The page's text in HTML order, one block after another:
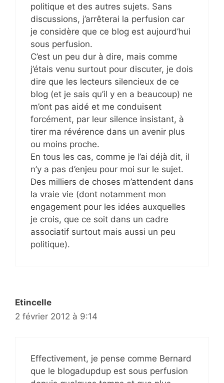
politique et des autres sujets. Sans
discussions, j’arrêterai la perfusion car
je considère que ce blog est aujourd’hui
sous perfusion.
C’est un peu dur à dire, mais comme
j’étais venu surtout pour discuter, je dois
dire que les lecteurs silencieux de ce
blog (et je sais qu’il y en a beaucoup) ne
m’ont pas aidé et me conduisent
forcément, par leur silence insistant, à
tirer ma révérence dans un avenir plus
ou moins proche.
En tous les cas, comme je l’ai déjà dit, il
n’y a pas d’enjeu pour moi sur le sujet.
Des milliers de choses m’attendent dans
la vraie vie (dont notamment mon
engagement pour les idées auxquelles
je crois, que ce soit dans un cadre
associatif surtout mais aussi un peu
politique).
Etincelle
2 février 2012 à 9:14
Effectivement, je pense comme Bernard
que le blogadupdup est sous perfusion